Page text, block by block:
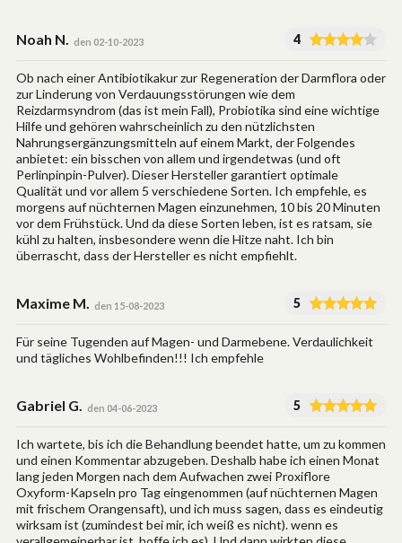
Noah N. den 02-10-2023 4
Ob nach einer Antibiotikakur zur Regeneration der Darmflora oder
zur Linderung von Verdauungsstörungen wie dem
Reizdarmsyndrom (das ist mein Fall), Probiotika sind eine wichtige
Hilfe und gehören wahrscheinlich zu den nützlichsten
Nahrungsergänzungsmitteln auf einem Markt, der Folgendes
anbietet: ein bisschen von allem und irgendetwas (und oft
Perlinpinpin-Pulver). Dieser Hersteller garantiert optimale
Qualität und vor allem 5 verschiedene Sorten. Ich empfehle, es
morgens auf nüchternen Magen einzunehmen, 10 bis 20 Minuten
vor dem Frühstück. Und da diese Sorten leben, ist es ratsam, sie
kühl zu halten, insbesondere wenn die Hitze naht. Ich bin
überrascht, dass der Hersteller es nicht empfiehlt.
Maxime M. den 15-08-2023 5
Für seine Tugenden auf Magen- und Darmebene. Verdaulichkeit
und tägliches Wohlbefinden!!! Ich empfehle
Gabriel G. den 04-06-2023 5
Ich wartete, bis ich die Behandlung beendet hatte, um zu kommen
und einen Kommentar abzugeben. Deshalb habe ich einen Monat
lang jeden Morgen nach dem Aufwachen zwei Proxiflore
Oxyform-Kapseln pro Tag eingenommen (auf nüchternen Magen
mit frischem Orangensaft), und ich muss sagen, dass es eindeutig
wirksam ist (zumindest bei mir, ich weiß es nicht). wenn es